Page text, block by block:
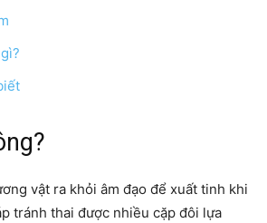
đầu
vật ra khỏi âm đạo để xuất tinh khi
tránh thai được nhiều cặp đôi lựa